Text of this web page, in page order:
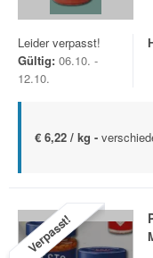
Leider verpasst!
Gültig: 06.10. -
12.10.
€ 6,22 / kg -
Verpasst!